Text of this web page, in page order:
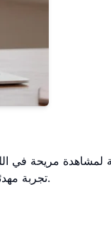
مريحة في
تجربة مهدئة ومريحة، مما يجعلها مثالية لأولئك الذين يعملون حتى وقت متأخر من الليل أو حساسين للضوء الساطع.